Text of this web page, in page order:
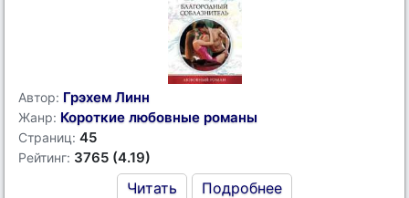
Автор: Грэхем Линн
Жанр: Короткие любовные романы
Страниц: 45
Рейтинг: 3765 (4.19)
Читать Подробнее